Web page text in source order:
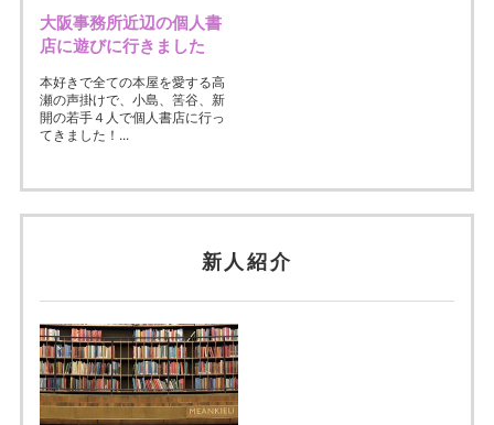
大阪事務所近辺の個人書
店に遊びに行きました
本好きで全ての本屋を愛する高
瀬の声掛けで、小島、筈谷、新
開の若手４人で個人書店に行っ
てきました！...
新人紹介